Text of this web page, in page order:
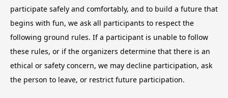
participate safely and comfortably, and to build a future that
begins with fun, we ask all participants to respect the
following ground rules. If a participant is unable to follow
these rules, or if the organizers determine that there is an
ethical or safety concern, we may decline participation, ask
the person to leave, or restrict future participation.